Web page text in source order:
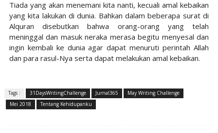
Tiada yang akan menemani kita nanti, kecuali amal kebaikan
yang kita lakukan di dunia. Bahkan dalam beberapa surat di
Alquran disebutkan bahwa orang-orang yang telah
meninggal dan masuk neraka merasa begitu menyesal dan
ingin kembali ke dunia agar dapat menuruti perintah Allah
dan para rasul-Nya serta dapat melakukan amal kebaikan.
Tags : 31DaysWritingChallenge Jurnal365
May Writing Challenge
Mei 2018
Tentang Kehidupanku